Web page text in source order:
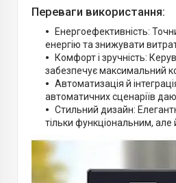
Переваги використання:
Енергоефективність:
енергію та знижувати
Комфорт і зручність:
забезпечує максимальний
Автоматизація й
автоматичних сценаріїв
Стильний дизайн:
тільки функціональним,